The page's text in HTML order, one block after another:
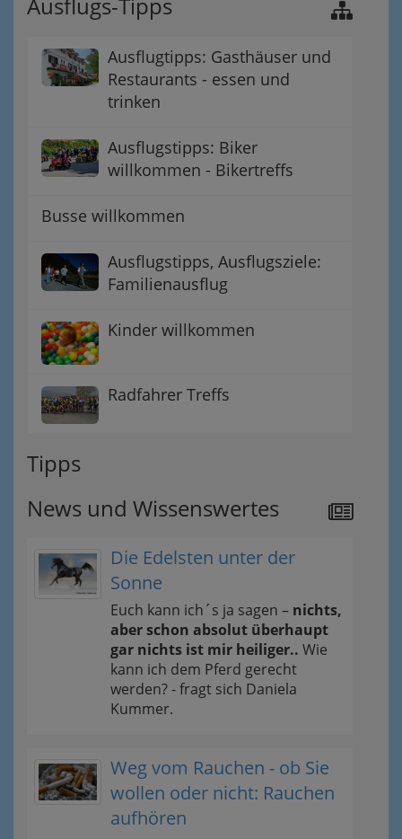
Ausflugtipps: Gasthäuser und
Restaurants - essen und
trinken
Ausflugstipps: Biker
willkommen - Bikertreffs
Busse willkommen
Ausflugstipps, Ausflugsziele:
Familienausflug
Kinder willkommen
Radfahrer Treffs
Tipps
News und Wissenswertes
Die Edelsten unter der
Sonne
Euch kann ich´s ja sagen – nichts,
aber schon absolut überhaupt
gar nichts ist mir heiliger.. Wie
kann ich dem Pferd gerecht
werden? - fragt sich Daniela
Kummer.
Weg vom Rauchen - ob Sie
wollen oder nicht: Rauchen
aufhören